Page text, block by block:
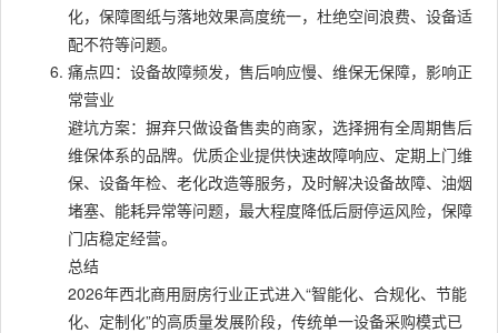
化，保障图纸与落地效果高度统一，杜绝空间浪费、设备适
配不符等问题。
痛点四：设备故障频发，售后响应慢、维保无保障，影响正
常营业
避坑方案：摒弃只做设备售卖的商家，选择拥有全周期售后
维保体系的品牌。优质企业提供快速故障响应、定期上门维
保、设备年检、老化改造等服务，及时解决设备故障、油烟
堵塞、能耗异常等问题，最大程度降低后厨停运风险，保障
门店稳定经营。
总结
2026年西北商用厨房行业正式进入“智能化、合规化、节能
化、定制化”的高质量发展阶段，传统单一设备采购模式已